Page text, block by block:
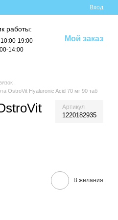
Вход
работы:
19:00
14:00
Мой заказ
OstroVit Hyaluronic Acid 70 мг 90 таб
Артикул
1220182935
В желания